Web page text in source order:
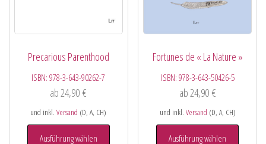
Precarious Parenthood
ISBN:978-3-643-90262-7
ab24,90€
und inkl.Versand (D, A, CH)
Ausführung wählen
Fortunes de « La Nature »
ISBN: 978-3-643-50426-5
ab24,90 €
und inkl. Versand (D, A, CH)
Ausführung wählen